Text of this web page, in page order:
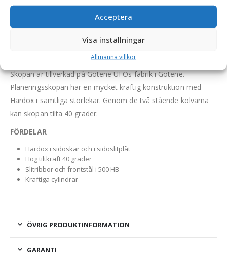
Acceptera
Visa inställningar
Allmänna villkor
Planeringsskopa HD – hydraulisk, fäste SMP 155, volym
2000 liter, bredd 2100 mm
Hydraulisk planeringsskopa i HD-utförande av högsta kvalitet.
Skopan är tillverkad på Götene UFOs fabrik i Götene.
Planeringsskopan har en mycket kraftig konstruktion med
Hardox i samtliga storlekar. Genom de två stående kolvarna
kan skopan tilta 40 grader.
FÖRDELAR
Hardox i sidoskär och i sidoslitplåt
Hög tiltkraft 40 grader
Slitribbor och frontstål i 500 HB
Kraftiga cylindrar
ÖVRIG PRODUKTINFORMATION
GARANTI